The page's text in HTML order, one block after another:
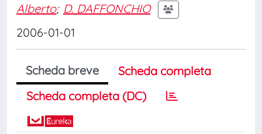
Alberto; D. DAFFONCHIO
2006-01-01
Scheda breve
Scheda completa
Scheda completa (DC)